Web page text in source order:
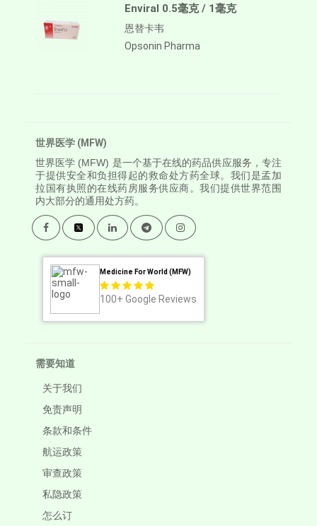
Enviral 0.5毫克 / 1毫克
恩替卡韦
Opsonin Pharma
世界医学 (MFW)
世界医学 (MFW) 是一个基于在线的药品供应服务，专注
于提供安全和负担得起的救命处方药全球。我们是孟加
拉国有执照的在线药房服务供应商。我们提供世界范围
内大部分的通用处方药。
Medicine For World (MFW)
100+ Google Reviews
需要知道
关于我们
免责声明
条款和条件
航运政策
审查政策
私隐政策
怎么订